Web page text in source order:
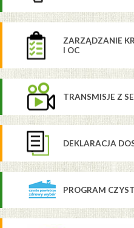
ZARZĄDZANIE
I OC
TRANSMISJE Z
DEKLARACJA
PROGRAM